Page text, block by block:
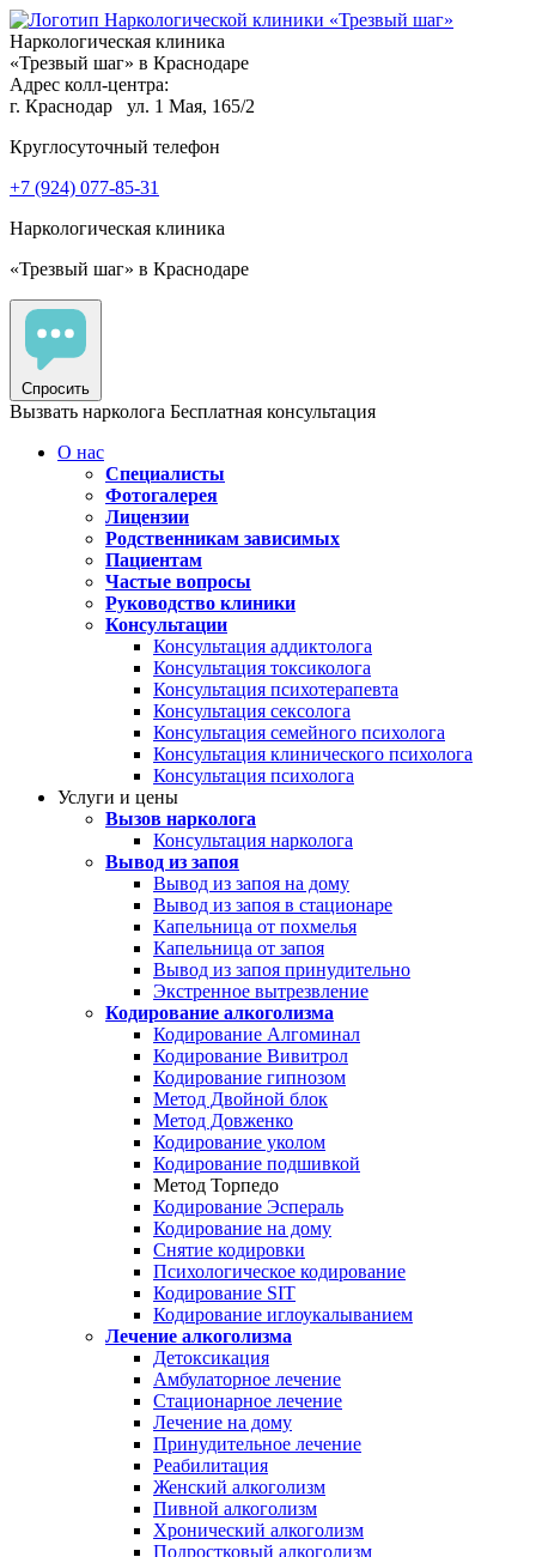
Наркологическая клиника
«Трезвый шаг» в Краснодаре
Адрес колл-центра:
г. Краснодар
ул. 1 Мая, 165/2
Круглосуточный телефон
+7 (924) 077-85-31
Наркологическая клиника
«Трезвый шаг» в Краснодаре
Спросить
Вызвать нарколога Бесплатная консультация
О нас
Специалисты
Фотогалерея
Лицензии
Родственникам зависимых
Пациентам
Частые вопросы
Руководство клиники
Консультации
Консультация аддиктолога
Консультация токсиколога
Консультация психотерапевта
Консультация сексолога
Консультация семейного психолога
Консультация клинического психолога
Консультация психолога
Услуги и цены
Вызов нарколога
Консультация нарколога
Вывод из запоя
Вывод из запоя на дому
Вывод из запоя в стационаре
Капельница от похмелья
Капельница от запоя
Вывод из запоя принудительно
Экстренное вытрезвление
Кодирование алкоголизма
Кодирование Алгоминал
Кодирование Вивитрол
Кодирование гипнозом
Метод Двойной блок
Метод Довженко
Кодирование уколом
Кодирование подшивкой
Метод Торпедо
Кодирование Эспераль
Кодирование на дому
Снятие кодировки
Психологическое кодирование
Кодирование SIT
Кодирование иглоукалыванием
Лечение алкоголизма
Детоксикация
Амбулаторное лечение
Стационарное лечение
Лечение на дому
Принудительное лечение
Реабилитация
Женский алкоголизм
Пивной алкоголизм
Хронический алкоголизм
Подростковый алкоголизм